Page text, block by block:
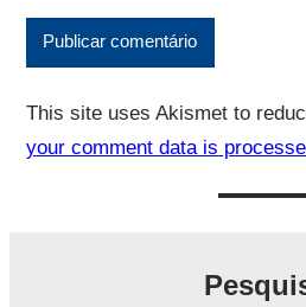
This site uses Akismet to
your comment data is